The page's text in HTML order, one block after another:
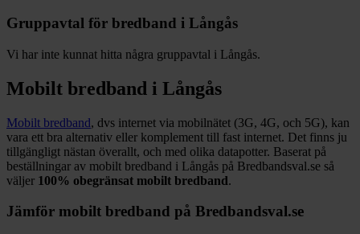
Gruppavtal för bredband i Långås
Vi har inte kunnat hitta några gruppavtal i Långås.
Mobilt bredband i Långås
Mobilt bredband, dvs internet via mobilnätet (3G, 4G, och 5G), kan
vara ett bra alternativ eller komplement till fast internet. Det finns ju
tillgängligt nästan överallt, och med olika datapotter. Baserat på
beställningar av mobilt bredband i Långås på Bredbandsval.se så
väljer 100% obegränsat mobilt bredband.
Jämför mobilt bredband på Bredbandsval.se